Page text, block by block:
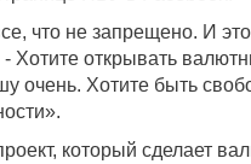
что не запрещено. И
Хотите открывать
очень. Хотите быть
который сделает